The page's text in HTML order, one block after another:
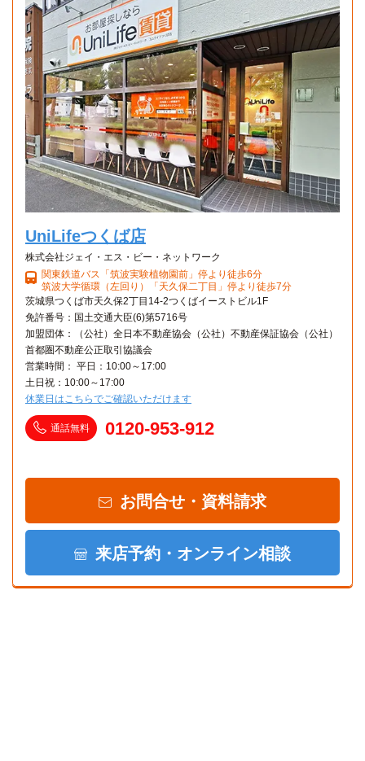
1Kタイプ
1K 26.8㎡〜26.8㎡
UniLifeつくば店
株式会社ジェイ・エス・ビー・ネットワーク
関東鉄道バス「筑波実験植物園前」停より徒歩6分
筑波大学循環（左回り）「天久保二丁目」停より徒歩7分
茨城県つくば市天久保2丁目14-2つくばイーストビル1F
免許番号：国土交通大臣(6)第5716号
加盟団体：（公社）全日本不動産協会（公社）不動産保証協会（公社）
首都圏不動産公正取引協議会
営業時間： 平日：10:00～17:00
土日祝：10:00～17:00
休業日はこちらでご確認いただけます
通話無料 0120-953-912
お問合せ・資料請求
来店予約・オンライン相談